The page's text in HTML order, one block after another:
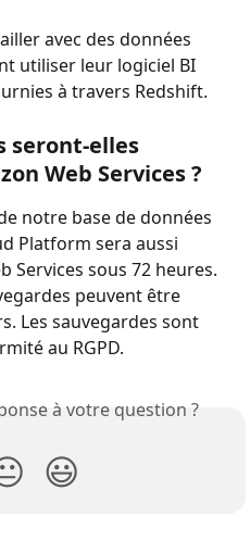
avec des données
utiliser leur logiciel BI
à travers Redshift.
seront-elles
Web Services ?
notre base de données
Platform sera aussi
Services sous 72 heures.
peuvent être
Les sauvegardes sont
au RGPD.
à votre question ?
😃